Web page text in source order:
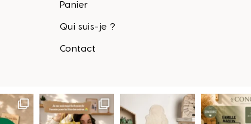
Panier
Qui suis-je ?
Contact